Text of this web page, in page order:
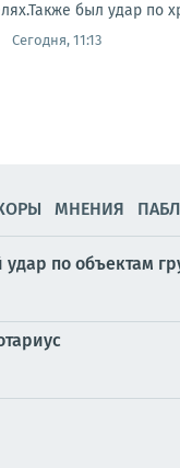
был удар по
Сегодня, 11:13
МНЕНИЯ
по объектам